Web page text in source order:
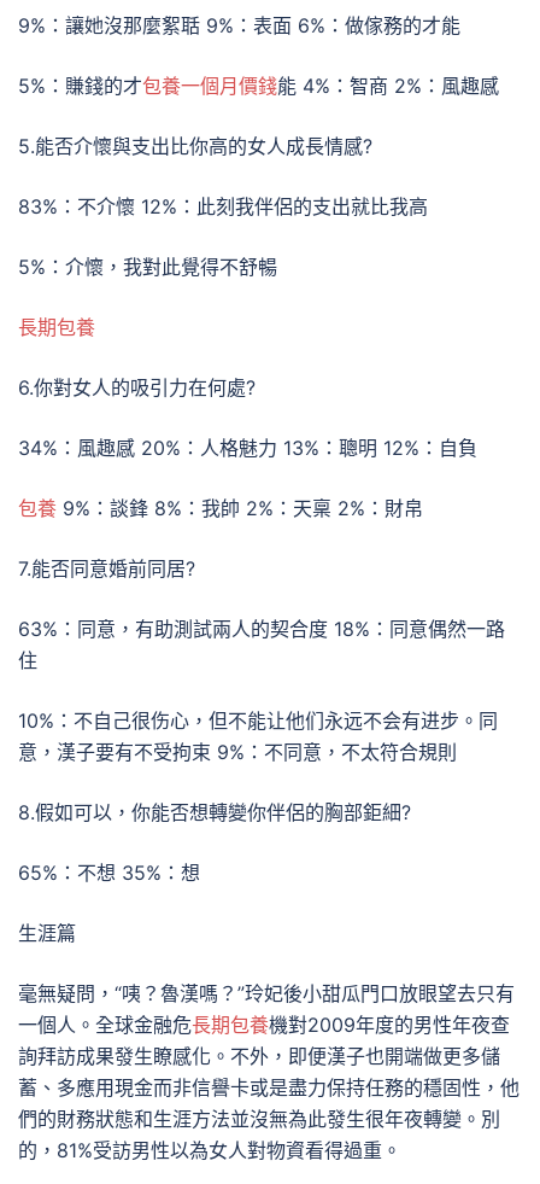
9%：讓她沒那麼絮聒 9%：表面 6%：做傢務的才能
5%：賺錢的才包養一個月價錢能 4%：智商 2%：風趣感
5.能否介懷與支出比你高的女人成長情感?
83%：不介懷 12%：此刻我伴侶的支出就比我高
5%：介懷，我對此覺得不舒暢
長期包養
6.你對女人的吸引力在何處?
34%：風趣感 20%：人格魅力 13%：聰明 12%：自負
包養 9%：談鋒 8%：我帥 2%：天稟 2%：財帛
7.能否同意婚前同居?
63%：同意，有助測試兩人的契合度 18%：同意偶然一路
住
10%：不自己很伤心，但不能让他们永远不会有进步。同
意，漢子要有不受拘束 9%：不同意，不太符合規則
8.假如可以，你能否想轉變你伴侶的胸部鉅細?
65%：不想 35%：想
生涯篇
毫無疑問，“咦？魯漢嗎？”玲妃後小甜瓜門口放眼望去只有
一個人。全球金融危長期包養機對2009年度的男性年夜查
詢拜訪成果發生瞭感化。不外，即便漢子也開端做更多儲
蓄、多應用現金而非信譽卡或是盡力保持任務的穩固性，他
們的財務狀態和生涯方法並沒無為此發生很年夜轉變。別
的，81%受訪男性以為女人對物資看得過重。